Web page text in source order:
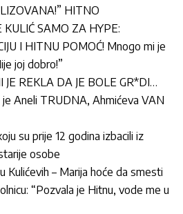
HITNO
KULIĆ SAMO ZA HYPE:
I HITNU POMOĆ! Mnogo mi je
joj dobro!”
REKLA DA JE BOLE GR*DI…
je Aneli TRUDNA, Ahmićeva VAN
su prije 12 godina izbacili iz
osobe
Kulićevih – Marija hoće da smesti
“Pozvala je Hitnu, vode me u